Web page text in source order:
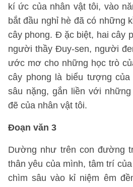
kí ức của nhân vật tôi, vào
bắt đầu nghỉ hè đã có những
cây phong. Đ ặc biệt, hai cây
người thầy Đuy-sen, người
ước mơ cho những học trò
cây phong là biểu tượng
sâu nặng, gắn liền với
đẽ của nhân vật tôi.
Đoạn văn 3
Dường như trên con đường
thân yêu của mình, tâm trí
chìm sâu vào kỉ niệm êm